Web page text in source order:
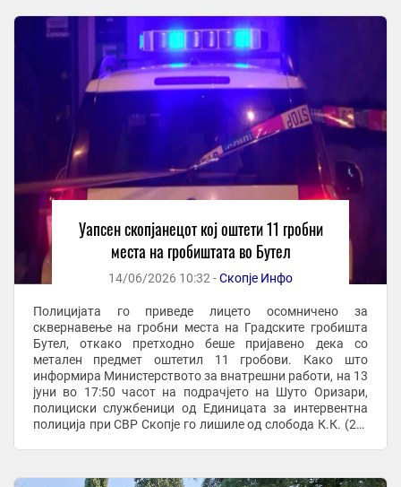
Уапсен скопјанецот кој оштети 11 гробни
места на гробиштата во Бутел
14/06/2026 10:32 -Скопје Инфо
Полицијата го приведе лицето осомничено за
сквернавење на гробни места на Градските гробишта
Бутел, откако претходно беше пријавено дека со
метален предмет оштетил 11 гробови. Како што
информира Министерството за внатрешни работи, на 13
јуни во 17:50 часот на подрачјето на Шуто Оризари,
полициски службеници од Единицата за интервентна
полиција при СВР Скопје го лишиле од слобода К.К. (24)